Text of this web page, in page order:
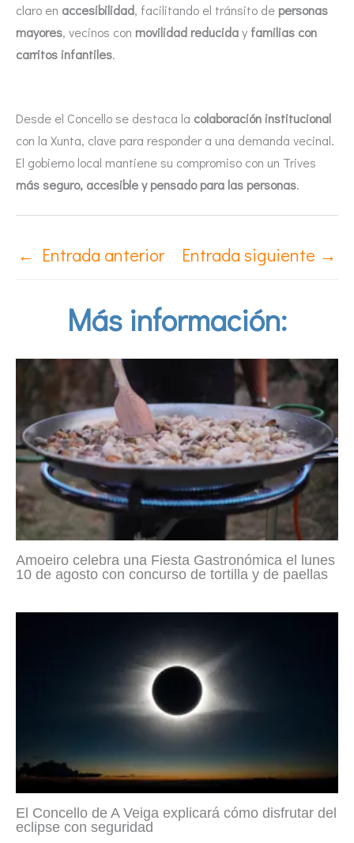
claro en accesibilidad, facilitando el tránsito de personas
mayores, vecinos con movilidad reduciday familias con
carritos infantiles.
Desde el Concello se destaca la colaboración institucional
con la Xunta, clave para responder a una demanda vecinal.
El gobierno local mantiene su compromiso con un Trives
más seguro, accesible y pensado para las personas.
← Entrada anterior Entrada siguiente →
Más información:
Amoeiro celebra una Fiesta Gastronómica el lunes
10 de agosto con concurso de tortilla y de paellas
El Concello de A Veiga explicará cómo disfrutar del
eclipse con seguridad